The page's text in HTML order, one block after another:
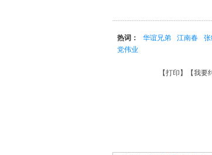
热词： 华谊兄弟 江南春 张
党伟业
【打印 】【我要